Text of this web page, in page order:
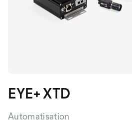
EYE+ XTD
Automatisation